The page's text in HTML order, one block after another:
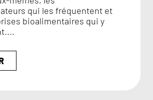
qui les fréquentent et
bioalimentaires qui y